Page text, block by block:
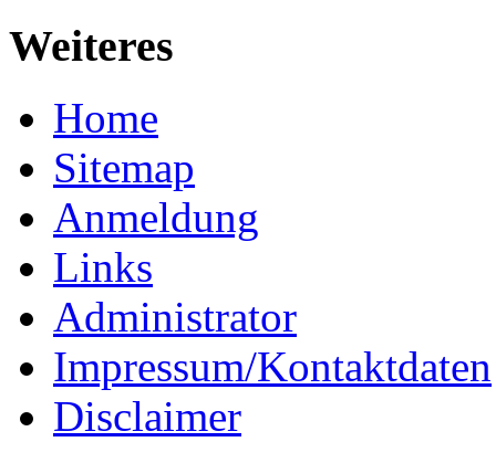
Weiteres
Home
Sitemap
Anmeldung
Links
Administrator
Impressum/Kontaktdaten
Disclaimer